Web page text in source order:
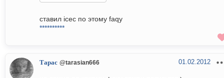
ставил icec по этому faqу
**********
Тарас @tarasian666 01.02.2012